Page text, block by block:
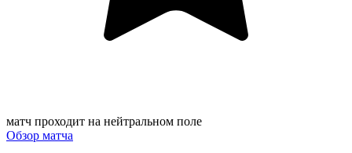
матч проходит на нейтральном поле
Обзор матча